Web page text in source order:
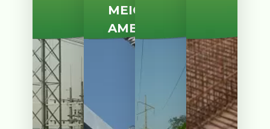
MEIO
AMBIENTE